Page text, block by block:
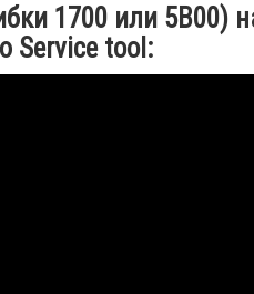
1700 или 5B00)
Service tool: